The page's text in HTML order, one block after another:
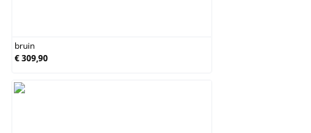
bruin
€ 309,90